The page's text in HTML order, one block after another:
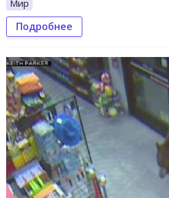
Мир
Подробнее